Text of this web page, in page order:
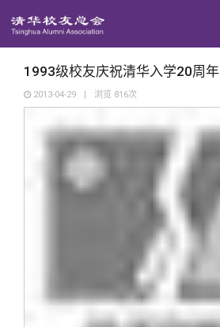
西南联大校友会
捐赠项目
捐赠新闻
捐赠纪事
《清华校友通讯》
《水木清华》
清华人物
校友服务
校友总会
1993级校友庆祝清华入学20周年
2013-04-29 | 浏览 816次